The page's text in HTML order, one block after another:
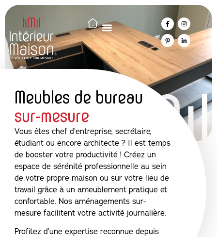
Meubles de bureau
sur-mesure
Vous êtes chef d’entreprise, secrétaire,
étudiant ou encore architecte ? Il est temps
de booster votre productivité ! Créez un
espace de sérénité professionnelle au sein
de votre propre maison ou sur votre lieu de
travail grâce à un ameublement pratique et
confortable. Nos aménagements sur-
mesure facilitent votre activité journalière.
Profitez d’une expertise reconnue depuis